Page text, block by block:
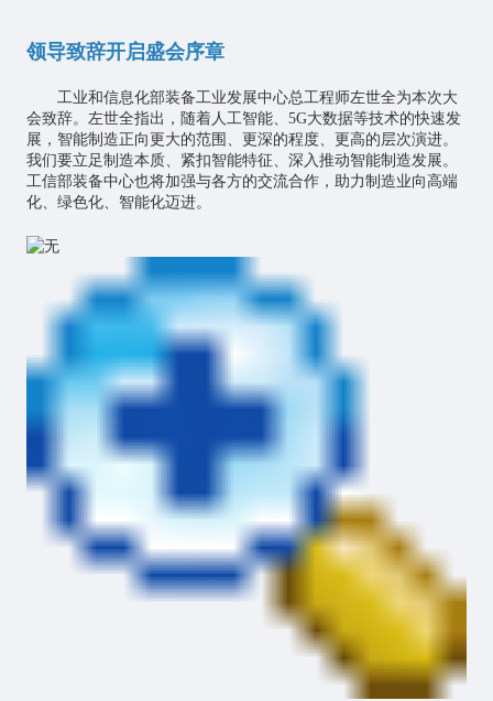
领导致辞开启盛会序章
工业和信息化部装备工业发展中心总工程师左世全为本次大
会致辞。左世全指出，随着人工智能、5G大数据等技术的快速发
展，智能制造正向更大的范围、更深的程度、更高的层次演进。
我们要立足制造本质、紧扣智能特征、深入推动智能制造发展。
工信部装备中心也将加强与各方的交流合作，助力制造业向高端
化、绿色化、智能化迈进。